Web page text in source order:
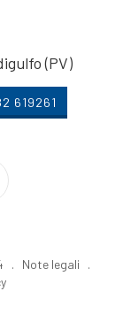
(PV)
619261
. Note legali .